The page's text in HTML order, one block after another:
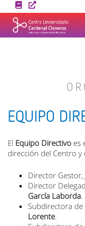
to
content
EQUIPO
El Equipo Directivo es
dirección del Centro
Director Gestor,
Director
García Laborda.
Subdirectora de
Lorente.